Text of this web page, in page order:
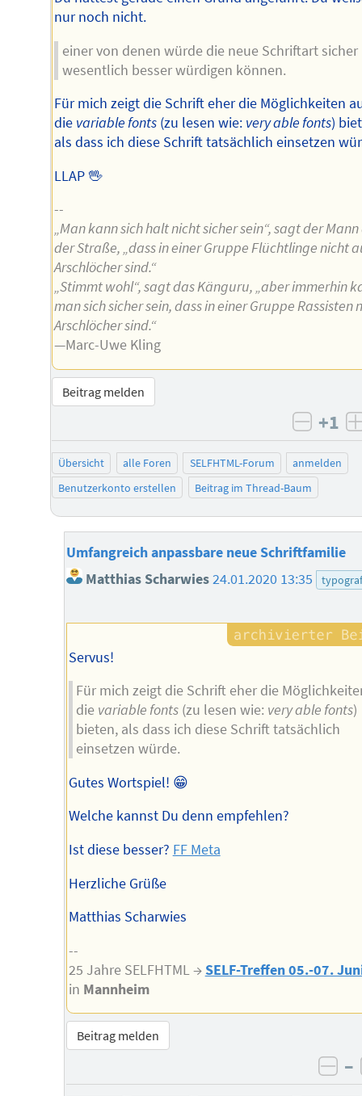
nur noch nicht.
einer von denen würde die neue Schriftart sicher
wesentlich besser würdigen können.
Für mich zeigt die Schrift eher die Möglichkeiten
die variable fonts (zu lesen wie: very able fonts)
als dass ich diese Schrift tatsächlich einsetzen
LLAP 🖖
--
„Man kann sich halt nicht sicher sein“, sagt der
der Straße, „dass in einer Gruppe Flüchtlinge nicht
Arschlöcher sind.“
„Stimmt wohl“, sagt das Känguru, „aber immerhin
man sich sicher sein, dass in einer Gruppe Rassisten
Arschlöcher sind.“
—Marc-Uwe Kling
Beitrag melden
+1
Übersicht alle Foren SELFHTML-Forum
anmelden
Benutzerkonto erstellen
Beitrag im Thread-Baum
Umfangreich anpassbare neue Schriftfamilie
Matthias Scharwies24.01.2020 13:35
Servus!
Für mich zeigt die Schrift eher die
die variable fonts (zu lesen wie: very able fonts)
bieten, als dass ich diese Schrift tatsächlich
einsetzen würde.
Gutes Wortspiel! 😁
Welche kannst Du denn empfehlen?
Ist diese besser? FF Meta
Herzliche Grüße
Matthias Scharwies
--
25 Jahre SELFHTML →SELF-Treffen 05.-07.
in Mannheim
Beitrag melden
–